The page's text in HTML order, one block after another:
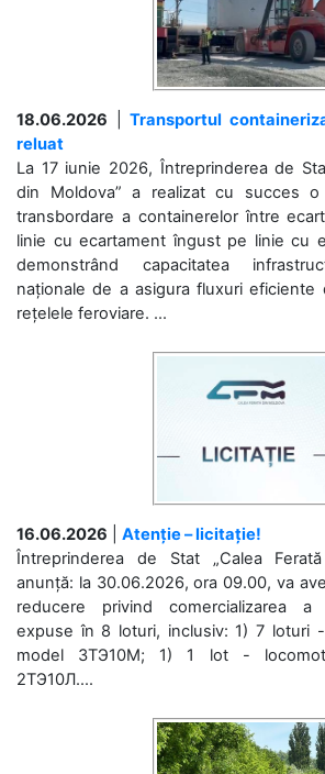
18.06.2026
Transportul
reluat
La 17 iunie 2026, Întreprinderea de
din Moldova” a realizat cu succes
transbordare a containerelor între
linie cu ecartament îngust pe linie cu
demonstrând capacitatea
naționale de a asigura fluxuri eficiente
rețelele feroviare. ...
16.06.2026
Atenție – licitație!
Întreprinderea de Stat „Calea
anunță: la 30.06.2026, ora 09.00, va
reducere privind comercializarea
expuse în 8 loturi, inclusiv: 1) 7 loturi
model 3ТЭ10М; 1) 1 lot -
2ТЭ10Л....